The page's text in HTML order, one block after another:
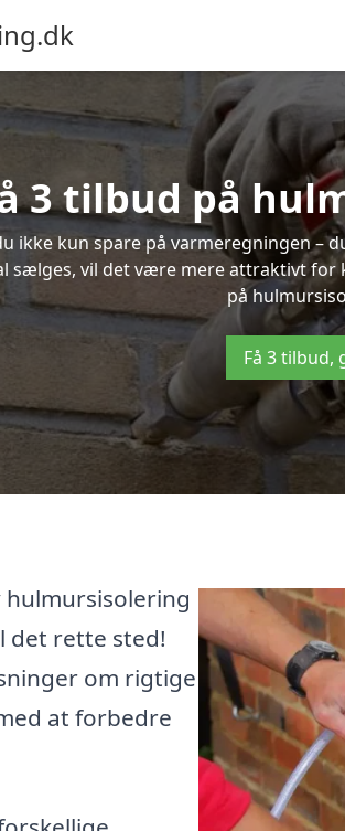
3 tilbud på
ikke kun spare på varmeregningen
sælges, vil det være mere attraktivt
på
Få 3
det rette sted!
om rigtige
at forbedre